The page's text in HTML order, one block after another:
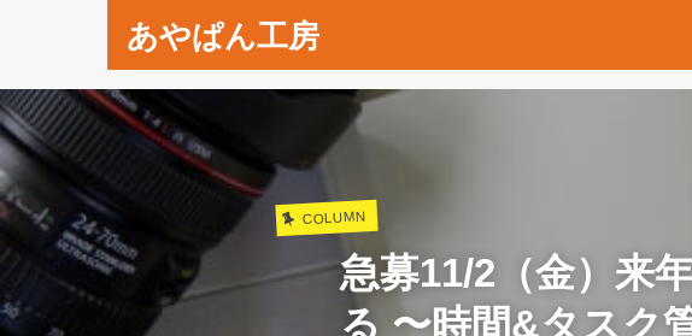
あやぱん工房
COLUMN
急募11/2（金）来
る 〜時間&タスク